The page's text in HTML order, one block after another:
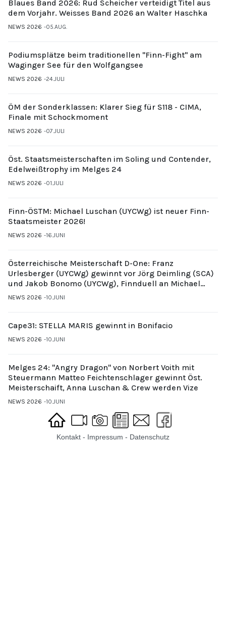
Blaues Band 2026: Rud Scheicher verteidigt Titel aus
dem Vorjahr. Weisses Band 2026 an Walter Haschka
NEWS 2026 05.AUG.
Podiumsplätze beim traditionellen "Finn-Fight" am
Waginger See für den Wolfgangsee
NEWS 2026 24.JULI
ÖM der Sonderklassen: Klarer Sieg für S118 - CIMA,
Finale mit Schockmoment
NEWS 2026 07.JULI
Öst. Staatsmeisterschaften im Soling und Contender,
Edelweißtrophy im Melges 24
NEWS 2026 01.JULI
Finn-ÖSTM: Michael Luschan (UYCWg) ist neuer Finn-
Staatsmeister 2026!
NEWS 2026 16.JUNI
Österreichische Meisterschaft D-One: Franz
Urlesberger (UYCWg) gewinnt vor Jörg Deimling (SCA)
und Jakob Bonomo (UYCWg), Finnduell an Michael
Gubi (UYCMo)
NEWS 2026 10.JUNI
Cape31: STELLA MARIS gewinnt in Bonifacio
NEWS 2026 10.JUNI
Melges 24: "Angry Dragon" von Norbert Voith mit
Steuermann Matteo Feichtenschlager gewinnt Öst.
Meisterschaift, Anna Luschan & Crew werden Vize
NEWS 2026 10.JUNI
Kontakt - Impressum - Datenschutz